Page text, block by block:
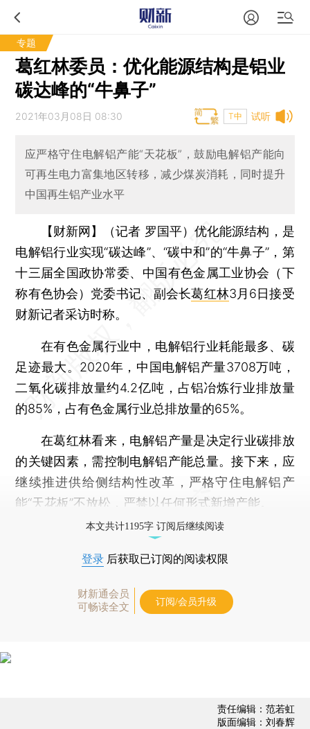
专题
葛红林委员：优化能源结构是铝业
碳达峰的“牛鼻子”
试听
2021年03月08日 08:30 T中
应严格守住电解铝产能“天花板”，鼓励电解铝产能向
可再生电力富集地区转移，减少煤炭消耗，同时提升
中国再生铝产业水平
【财新网】（记者 罗国平） 优化能源结构，是
电解铝行业实现“碳达峰”、“碳中和”的“牛鼻子”，第
十三届全国政协常委、中国有色金属工业协会（下
称有色协会）党委书记、副会长葛红林3月6日接受
财新记者采访时称。
在有色金属行业中，电解铝行业耗能最多、碳
足迹最大。2020年，中国电解铝产量3708万吨，
二氧化碳排放量约4.2亿吨，占铝冶炼行业排放量
的85%，占有色金属行业总排放量的65%。
在葛红林看来，电解铝产量是决定行业碳排放
的关键因素，需控制电解铝产能总量。接下来，应
继续推进供给侧结构性改革，严格守住电解铝产
能“天花板”不放松，严禁以任何形式新增产能。
本文共计1195字 订阅后继续阅读
登录 后获取已订阅的阅读权限
财新通会员
可畅读全文
订阅/会员升级
责任编辑：范若虹
版面编辑：刘春辉